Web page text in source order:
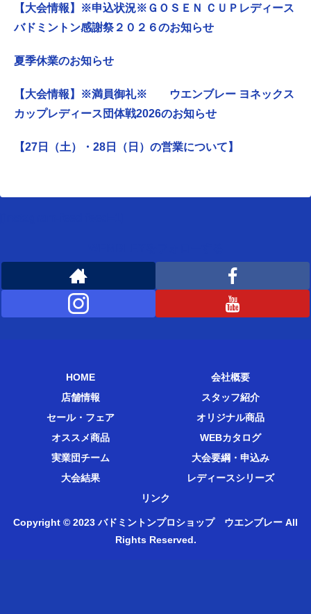
【大会情報】※申込状況※ＧＯＳＥＮ ＣＵＰレディース
バドミントン感謝祭２０２６のお知らせ
夏季休業のお知らせ
【大会情報】※満員御礼※ ウエンブレー ヨネックス
カップレディース団体戦2026のお知らせ
【27日（土）・28日（日）の営業について】
HOME
会社概要
店舗情報
スタッフ紹介
セール・フェア
オリジナル商品
オススメ商品
WEBカタログ
実業団チーム
大会要綱・申込み
大会結果
レディースシリーズ
リンク
Copyright © 2023 バドミントンプロショップ ウエンブレー All
Rights Reserved.